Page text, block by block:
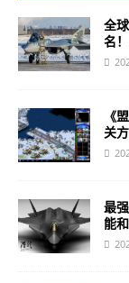
全
名
《
关
最
能